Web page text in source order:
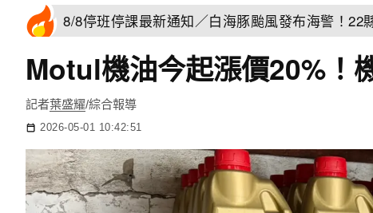
8/8停班停課最新通知／白海豚颱風發布海警！22
Motul機油今起漲價20%！
記者葉盛耀/綜合報導
2026-05-01 10:42:51